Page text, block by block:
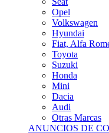
Opel
Volkswagen
Hyundai
Fiat, Alfa
Toyota
Suzuki
Honda
Mini
Dacia
Audi
Otras Marcas
ANUNCIOS DE